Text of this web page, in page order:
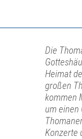
Die
Heimat
großen
kommen
um einen
Konzerte